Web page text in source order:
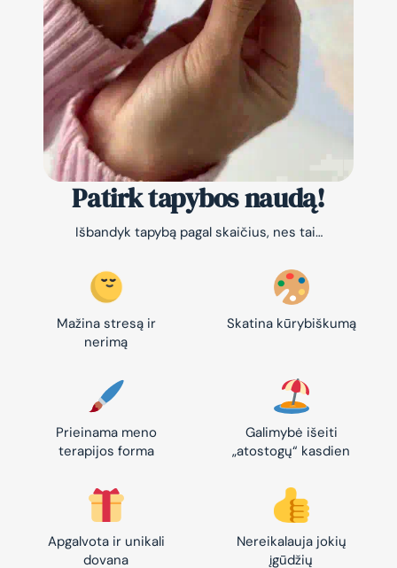
Patirk tapybos naudą!
Išbandyk tapybą pagal skaičius, nes tai…
Mažina stresą ir
nerimą
Skatina kūrybiškumą
Prieinama meno
terapijos forma
Galimybė išeiti
„atostogų“ kasdien
Apgalvota ir unikali
dovana
Nereikalauja jokių
įgūdžių